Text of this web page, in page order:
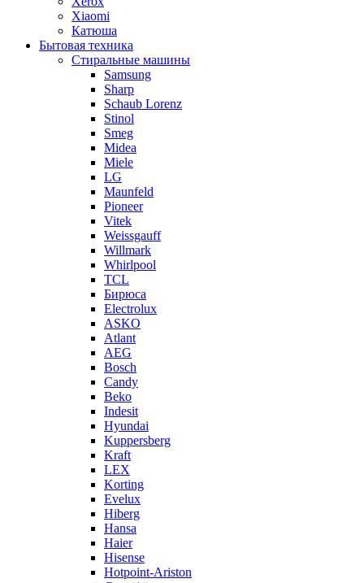
Xiaomi
Катюша
Бытовая техника
Стиральные машины
Samsung
Sharp
Schaub Lorenz
Stinol
Smeg
Midea
Miele
LG
Maunfeld
Pioneer
Vitek
Weissgauff
Willmark
Whirlpool
TCL
Бирюса
Electrolux
ASKO
Atlant
AEG
Bosch
Candy
Beko
Indesit
Hyundai
Kuppersberg
Kraft
LEX
Korting
Evelux
Hiberg
Hansa
Haier
Hisense
Hotpoint-Ariston